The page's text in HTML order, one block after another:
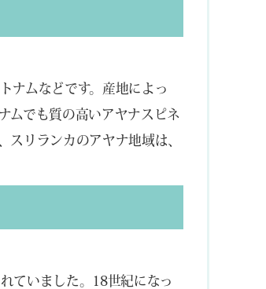
ナムなどです。産地によっ
ムでも質の高いアヤナスピネ
スリランカのアヤナ地域は、
ていました。18世紀になっ